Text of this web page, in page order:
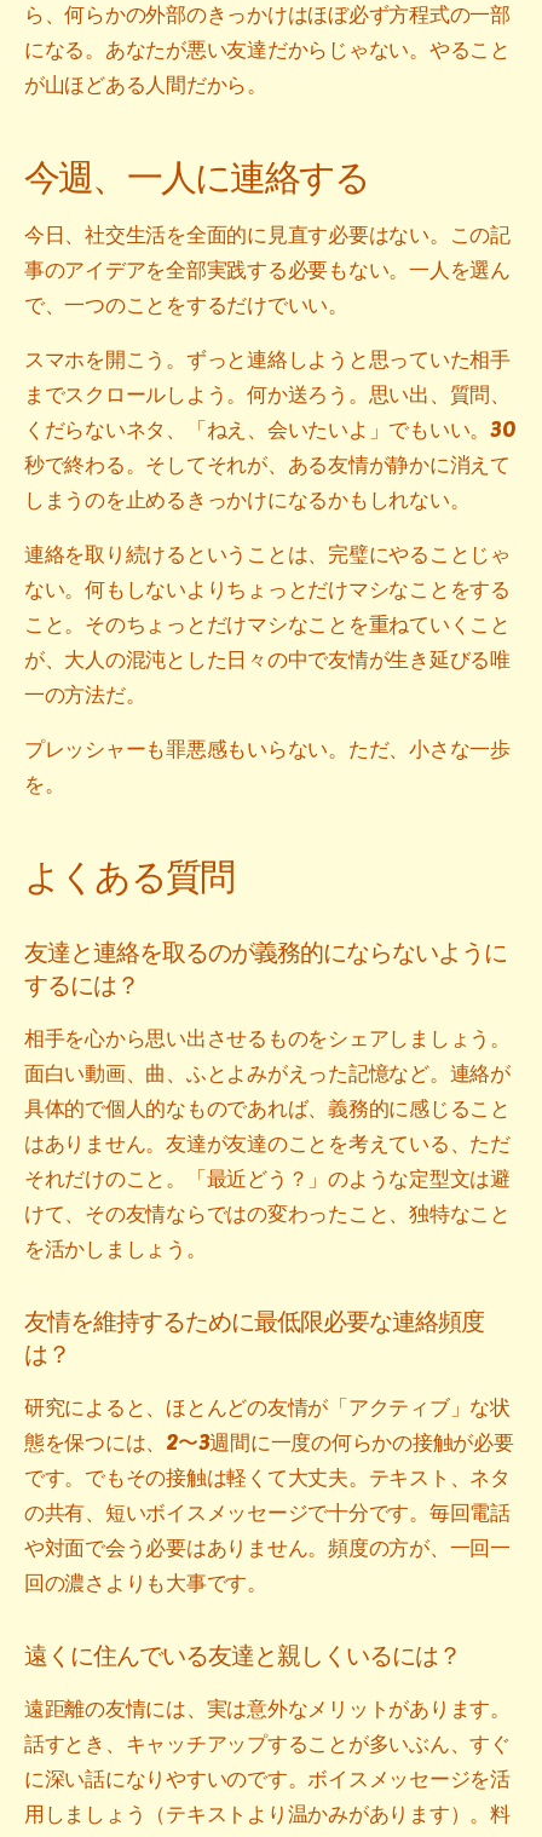
ら、何らかの外部のきっかけはほぼ必ず方程式の一部
になる。あなたが悪い友達だからじゃない。やること
が山ほどある人間だから。
今週、一人に連絡する
今日、社交生活を全面的に見直す必要はない。この記
事のアイデアを全部実践する必要もない。一人を選ん
で、一つのことをするだけでいい。
スマホを開こう。ずっと連絡しようと思っていた相手
までスクロールしよう。何か送ろう。思い出、質問、
くだらないネタ、「ねえ、会いたいよ」でもいい。30
秒で終わる。そしてそれが、ある友情が静かに消えて
しまうのを止めるきっかけになるかもしれない。
連絡を取り続けるということは、完璧にやることじゃ
ない。何もしないよりちょっとだけマシなことをする
こと。そのちょっとだけマシなことを重ねていくこと
が、大人の混沌とした日々の中で友情が生き延びる唯
一の方法だ。
プレッシャーも罪悪感もいらない。ただ、小さな一歩
を。
よくある質問
友達と連絡を取るのが義務的にならないように
するには？
相手を心から思い出させるものをシェアしましょう。
面白い動画、曲、ふとよみがえった記憶など。連絡が
具体的で個人的なものであれば、義務的に感じること
はありません。友達が友達のことを考えている、ただ
それだけのこと。「最近どう？」のような定型文は避
けて、その友情ならではの変わったこと、独特なこと
を活かしましょう。
友情を維持するために最低限必要な連絡頻度
は？
研究によると、ほとんどの友情が「アクティブ」な状
態を保つには、2〜3週間に一度の何らかの接触が必要
です。でもその接触は軽くて大丈夫。テキスト、ネタ
の共有、短いボイスメッセージで十分です。毎回電話
や対面で会う必要はありません。頻度の方が、一回一
回の濃さよりも大事です。
遠くに住んでいる友達と親しくいるには？
遠距離の友情には、実は意外なメリットがあります。
話すとき、キャッチアップすることが多いぶん、すぐ
に深い話になりやすいのです。ボイスメッセージを活
用しましょう（テキストより温かみがあります）。料